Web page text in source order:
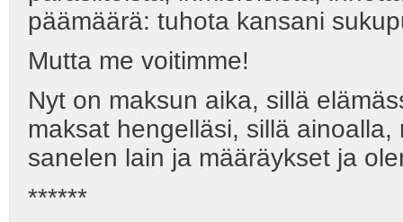
päämäärä: tuhota kansani
Mutta me voitimme!
Nyt on maksun aika, sillä
maksat hengelläsi, sillä
sanelen lain ja määräykset ja
******